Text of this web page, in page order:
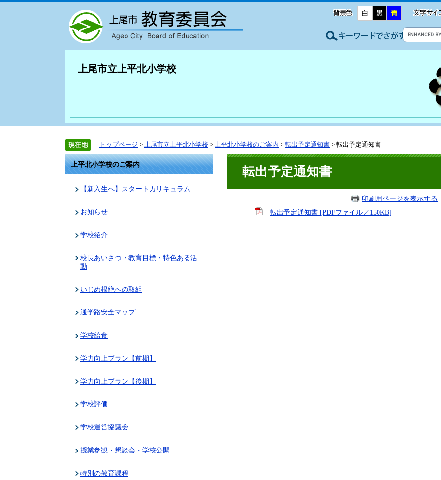
上尾市立上平北小学校
トップページ > 上尾市立上平北小学校 > 上平北小学校のご案内 > 転出予定通知書 > 転出予定通知書
上平北小学校のご案内
【新入生へ】スタートカリキュラム
お知らせ
学校紹介
校長あいさつ・教育目標・特色ある活
動
いじめ根絶への取組
通学路安全マップ
学校給食
学力向上プラン【前期】
学力向上プラン【後期】
学校評価
学校運営協議会
授業参観・懇談会・学校公開
特別の教育課程
転出予定通知書
印刷用ページを表示する
転出予定通知書 [PDFファイル／150KB]